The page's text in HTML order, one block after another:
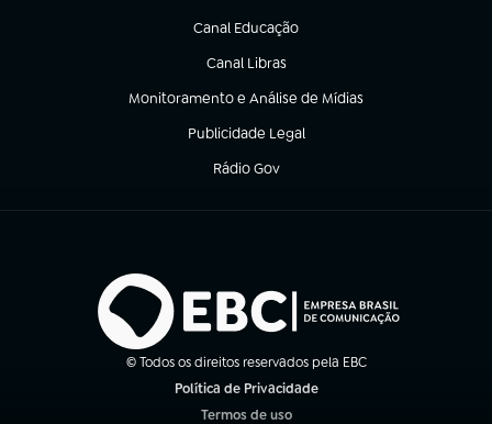
Canal Educação
(abre em nova aba)
Canal Libras
(abre em nova aba)
Monitoramento e Análise de Mídias
(abre em nova aba)
Publicidade Legal
(abre em nova aba)
Rádio Gov
(abre em nova aba)
© Todos os direitos reservados pela EBC
Política de Privacidade
Termos de uso